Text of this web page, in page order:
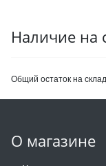
Наличие на
Общий остаток на
О магазине